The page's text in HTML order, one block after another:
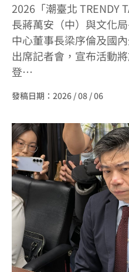
2026「潮臺北 TRENDY
長蔣萬安（中）與文化
中心董事長梁序倫及國
出席記者會，宣布活動
登…
發稿日期： 2026 / 08 / 06